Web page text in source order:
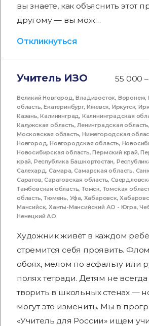
вы знаете, как объяснить этот
другому — вы мож…
Откликнуться
Учитель ИЗО 55 000
Великий Новгород,Владивосток, Воронеж,
область,Екатеринбург,Ижевск, Иркутск,
Казань,Калининград, Калининградская
Калужская область,Ленинградская область,
Московская область,Нижегородская
Новгород,Новгородская область,
Новосибирская область,Пермский край,
край, Республика Башкортостан,
Салехард,Самара,Самарская область,
Саратов,Саратовская область,
Тамбовская область,Томск, Томская
область,Тюмень, Уфа, Хабаровск,
Мансийск,Ханты-Мансийский АО - Югра,
Ненецкий АО
Художник живёт в каждом
стремится себя проявить.
обоях, мелом по асфальту или
полях тетради. Детям не
творить в школьных стенах —
могут это изменить. Мы в
«Учитель для России» ищем